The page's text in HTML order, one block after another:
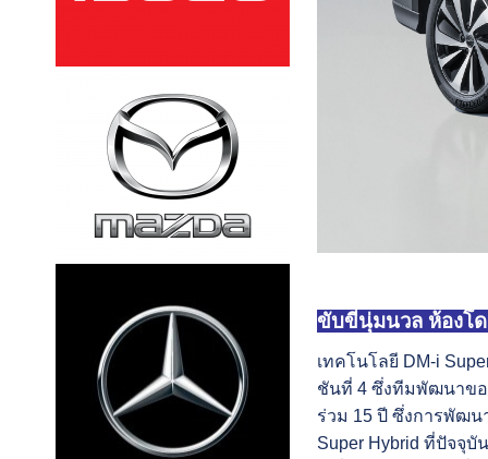
ขับขี่นุ่มนวล ห้องโด
เทคโนโลยี DM-i
ชันที่ 4 ซึ่งทีมพัฒนาขอ
ร่วม 15 ปี ซึ่งการพัฒน
Super Hybrid ที่ปัจจุ